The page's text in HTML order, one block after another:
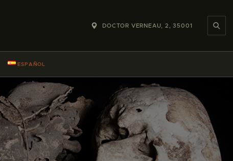
DOCTOR VERNEAU, 2, 35001
ESPAÑOL